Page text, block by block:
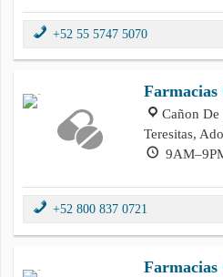
+52 55 5747 5070
Farmacias
Cañon
Teresitas,
+52 800 837 0721
Farmacias